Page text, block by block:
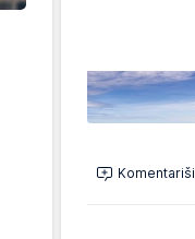
Komentariši